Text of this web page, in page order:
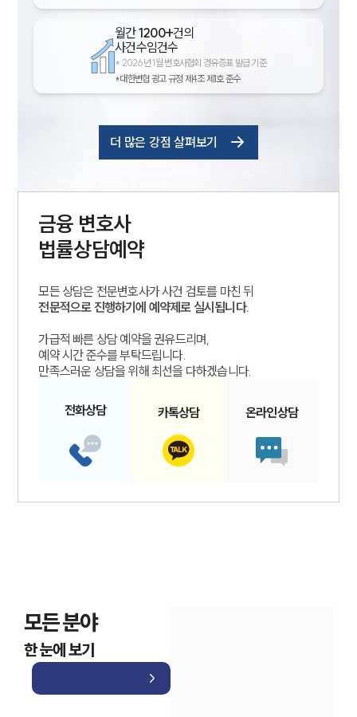
월간1200+건의
사건수임건수
* 2026년 1월 변호사협회 경유증표 발급 기준
*대한변협 광고 규정 제4조 제1호 준수
더 많은 강점 살펴보기
금융 변호사
법률상담예약
모든 상담은 전문변호사가 사건 검토를 마친 뒤
전문적으로 진행하기에 예약제로 실시됩니다.
가급적 빠른 상담 예약을 권유드리며,
예약 시간 준수를 부탁드립니다.
만족스러운 상담을 위해 최선을 다하겠습니다.
전화상담 카톡상담 온라인상담
모든 분야
한 눈에 보기